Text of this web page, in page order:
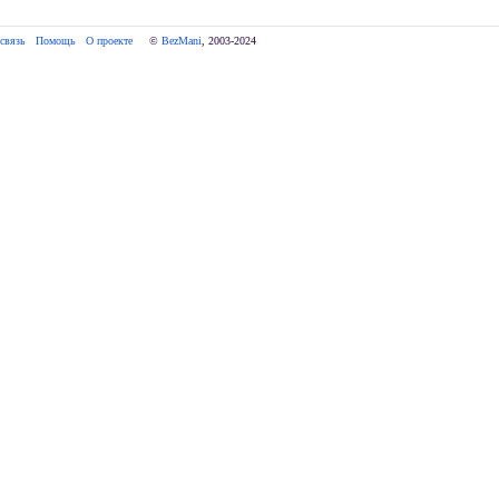
Помощь О проекте
     ©
BezMani , 2003-2024